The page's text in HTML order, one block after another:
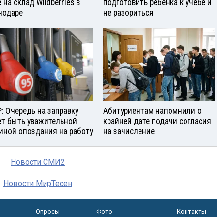
на склад Wildberries в
подготовить ребенка к учебе и
не разориться
Очередь на заправку
быть уважительной
опоздания на работу
Абитуриентам напомнили о
крайней дате подачи согласия
на зачисление
Новости СМИ2
Новости МирТесен
Опросы Фото Контакты